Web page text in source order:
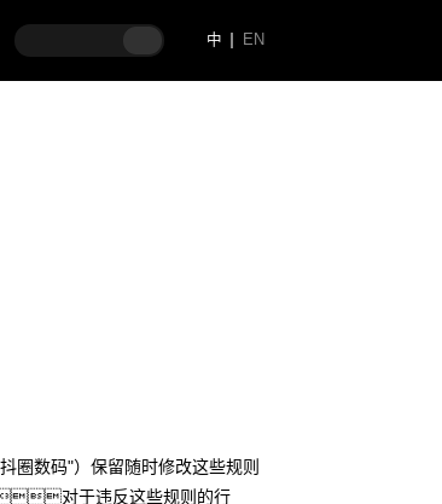
中 EN
数码"）保留随时修改这些规则
对于违反这些规则的行